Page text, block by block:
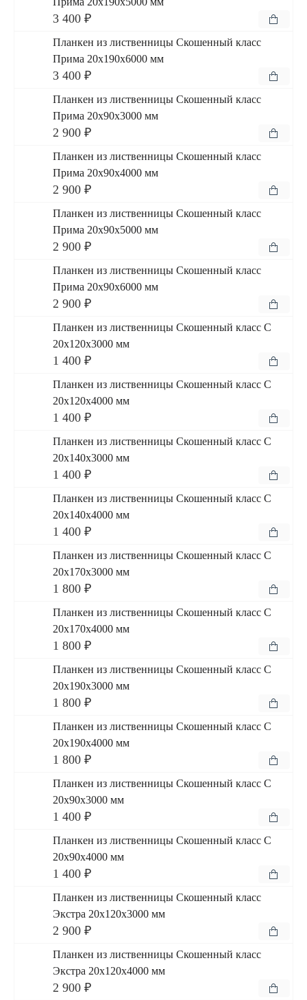
3 400 ₽
Планкен из лиственницы Скошенный класс
Прима 20x190x6000 мм
3 400 ₽
Планкен из лиственницы Скошенный класс
Прима 20x90x3000 мм
2 900 ₽
Планкен из лиственницы Скошенный класс
Прима 20x90x4000 мм
2 900 ₽
Планкен из лиственницы Скошенный класс
Прима 20x90x5000 мм
2 900 ₽
Планкен из лиственницы Скошенный класс
Прима 20x90x6000 мм
2 900 ₽
Планкен из лиственницы Скошенный класс С
20x120x3000 мм
1 400 ₽
Планкен из лиственницы Скошенный класс С
20x120x4000 мм
1 400 ₽
Планкен из лиственницы Скошенный класс С
20x140x3000 мм
1 400 ₽
Планкен из лиственницы Скошенный класс С
20x140x4000 мм
1 400 ₽
Планкен из лиственницы Скошенный класс С
20x170x3000 мм
1 800 ₽
Планкен из лиственницы Скошенный класс С
20x170x4000 мм
1 800 ₽
Планкен из лиственницы Скошенный класс С
20x190x3000 мм
1 800 ₽
Планкен из лиственницы Скошенный класс С
20x190x4000 мм
1 800 ₽
Планкен из лиственницы Скошенный класс С
20x90x3000 мм
1 400 ₽
Планкен из лиственницы Скошенный класс С
20x90x4000 мм
1 400 ₽
Планкен из лиственницы Скошенный класс
Экстра 20x120x3000 мм
2 900 ₽
Планкен из лиственницы Скошенный класс
Экстра 20x120x4000 мм
2 900 ₽